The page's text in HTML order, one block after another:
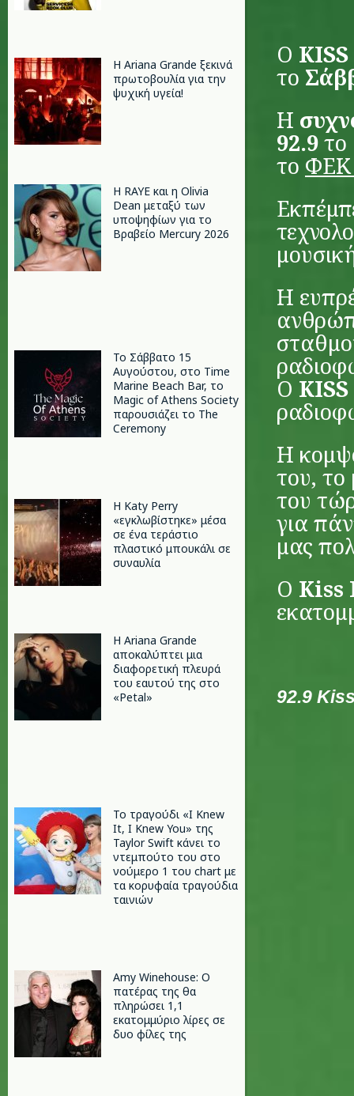
Η Ariana Grande ξεκινά
πρωτοβουλία για την
ψυχική υγεία!
Η RAYE και η Olivia
Dean μεταξύ των
υποψηφίων για το
Βραβείο Mercury 2026
Το Σάββατο 15
Αυγούστου, στο Time
Marine Beach Bar, το
Magic of Athens Society
παρουσιάζει το The
Ceremony
H Katy Perry
«εγκλωβίστηκε» μέσα
σε ένα τεράστιο
πλαστικό μπουκάλι σε
συναυλία
Η Ariana Grande
αποκαλύπτει μια
διαφορετική πλευρά
του εαυτού της στο
«Petal»
Το τραγούδι «I Knew
It, I Knew You» της
Taylor Swift κάνει το
ντεμπούτο του στο
νούμερο 1 του chart με
τα κορυφαία τραγούδια
ταινιών
Amy Winehouse: Ο
πατέρας της θα
πληρώσει 1,1
εκατομμύριο λίρες σε
δυο φίλες της
Ο
το
Η
92.9το
το ΦΕΚ
Η
Ο
Η
του, το
του
για
μας
Ο Kiss
92.9